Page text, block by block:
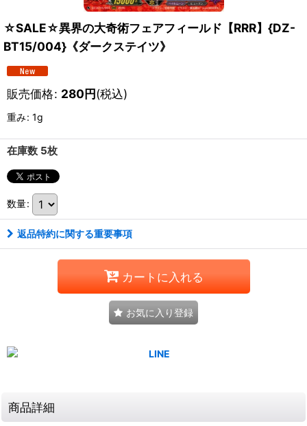
☆SALE☆異界の大奇術フェアフィールド【RRR】{DZ-
BT15/004}《ダークステイツ》
販売価格: 280円(税込)
重み: 1g
在庫数 5枚
数量:
返品特約に関する重要事項
カートに入れる
お気に入り登録
商品詳細